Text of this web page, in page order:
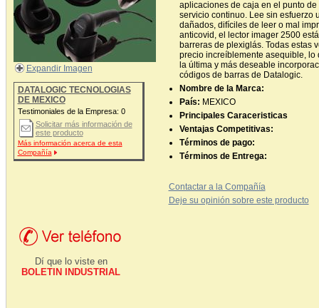
Expandir Imagen
DATALOGIC TECNOLOGIAS
DE MEXICO
Testimoniales de la Empresa: 0
Solicitar más información de
este producto
Más información acerca de esta
Compañía
Dí que lo viste en
BOLETIN INDUSTRIAL
aplicaciones de caja en el punto
servicio continuo. Lee sin esfuerzo
dañados, difíciles de leer o mal
anticovid, el lector imager 2500
barreras de plexiglás. Todas estas
precio increíblemente asequible, lo
la última y más deseable
códigos de barras de Datalogic.
Nombre de la Marca:
País: MEXICO
Principales Caraceristicas
Ventajas Competitivas:
Términos de pago:
Términos de Entrega:
Contactar a la Compañía
Deje su opinión sobre este producto